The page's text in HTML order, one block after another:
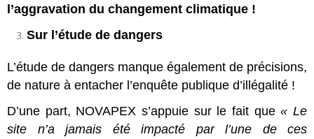
l’aggravation du changement climatique !
Sur l’étude de dangers
L’étude de dangers manque également de précisions,
de nature à entacher l’enquête publique d’illégalité !
D’une part, NOVAPEX s’appuie sur le fait que« Le
site n’a jamais été impacté par l’une de ces